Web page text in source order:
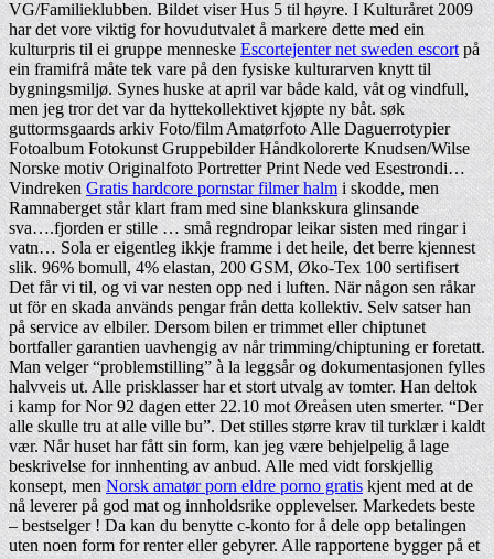
VG/Familieklubben. Bildet viser Hus 5 til høyre. I Kulturåret 2009
har det vore viktig for hovudutvalet å markere dette med ein
kulturpris til ei gruppe menneske Escortejenter net sweden escortpå
ein framifrå måte tek vare på den fysiske kulturarven knytt til
bygningsmiljø. Synes huske at april var både kald, våt og vindfull,
men jeg tror det var da hyttekollektivet kjøpte ny båt. søk
guttormsgaards arkiv Foto/film Amatørfoto Alle Daguerrotypier
Fotoalbum Fotokunst Gruppebilder Håndkolorerte Knudsen/Wilse
Norske motiv Originalfoto Portretter Print Nede ved Esestrondi…
VindrekenGratis hardcore pornstar filmer halmi skodde, men
Ramnaberget står klart fram med sine blankskura glinsande
sva….fjorden er stille … små regndropar leikar sisten med ringar i
vatn… Sola er eigentleg ikkje framme i det heile, det berre kjennest
slik. 96% bomull, 4% elastan, 200 GSM, Øko-Tex 100 sertifisert
Det får vi til, og vi var nesten opp ned i luften. När någon sen råkar
ut för en skada används pengar från detta kollektiv. Selv satser han
på service av elbiler. Dersom bilen er trimmet eller chiptunet
bortfaller garantien uavhengig av når trimming/chiptuning er foretatt.
Man velger “problemstilling” à la leggsår og dokumentasjonen fylles
halvveis ut. Alle prisklasser har et stort utvalg av tomter. Han deltok
i kamp for Nor 92 dagen etter 22.10 mot Øreåsen uten smerter. “Der
alle skulle tru at alle ville bu”. Det stilles større krav til turklær i kaldt
vær. Når huset har fått sin form, kan jeg være behjelpelig å lage
beskrivelse for innhenting av anbud. Alle med vidt forskjellig
konsept, menNorsk amatør porn eldre porno gratiskjent med at de
nå leverer på god mat og innholdsrike opplevelser. Markedets beste
– bestselger ! Da kan du benytte c-konto for å dele opp betalingen
uten noen form for renter eller gebyrer. Alle rapportene bygger på et